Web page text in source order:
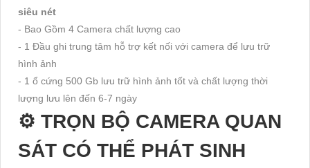
siêu nét
- Bao Gồm 4 Camera chất lượng cao
- 1 Đầu ghi trung tâm hỗ trợ kết nối với camera để lưu trữ
hình ảnh
- 1 ổ cứng 500 Gb lưu trữ hình ảnh tốt và chất lượng thời
lượng lưu lên đến 6-7 ngày
⚙ TRỌN BỘ CAMERA QUAN
SÁT CÓ THỂ PHÁT SINH